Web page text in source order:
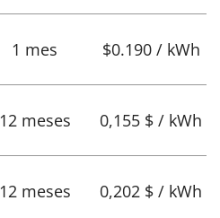
1 mes $0.190 / kWh
12 meses 0,155 $ / kWh
12 meses 0,202 $ / kWh